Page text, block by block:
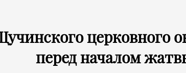
церковного
перед началом